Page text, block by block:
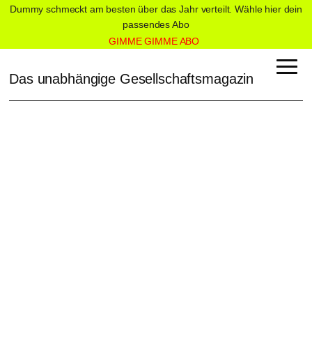
Dummy schmeckt am besten über das Jahr verteilt. Wähle hier dein
passendes Abo
GIMME GIMME ABO
Das unabhängige Gesellschaftsmagazin